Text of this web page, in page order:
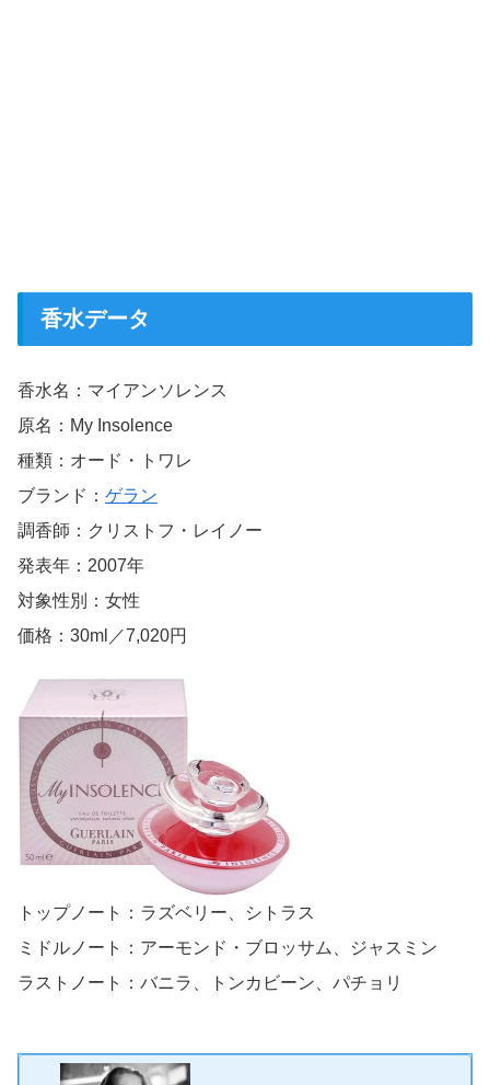
香水データ
香水名：マイアンソレンス
原名：My Insolence
種類：オード・トワレ
ブランド： ゲラン
調香師：クリストフ・レイノー
発表年：2007年
対象性別：女性
価格：30ml／7,020円
トップノート：ラズベリー、シトラス
ミドルノート：アーモンド・ブロッサム、ジャスミン
ラストノート：バニラ、トンカビーン、パチョリ